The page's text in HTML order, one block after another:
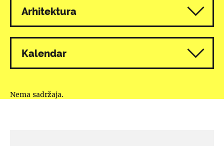
Svi programi
Arhitektura
Kalendar
Nema sadržaja.